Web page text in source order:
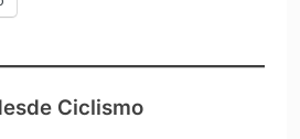
Ciclismo